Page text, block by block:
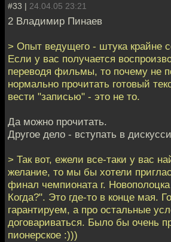
#33 | 24.04.05 23:21
2 Владимир Пинаев
> Опыт ведущего - штука крайне
Если у вас получается
переводя фильмы, то почему не
нормально прочитать готовый
вести "записью" - это не то.
Да можно прочитать.
Другое дело - вступать в
> Так вот, ежели все-таки у вас
желание, то мы бы хотели
финал чемпионата г.
Когда?". Это где-то в конце мая.
гарантируем, а про остальные
договариваться. Было бы очень
пионерское :)))